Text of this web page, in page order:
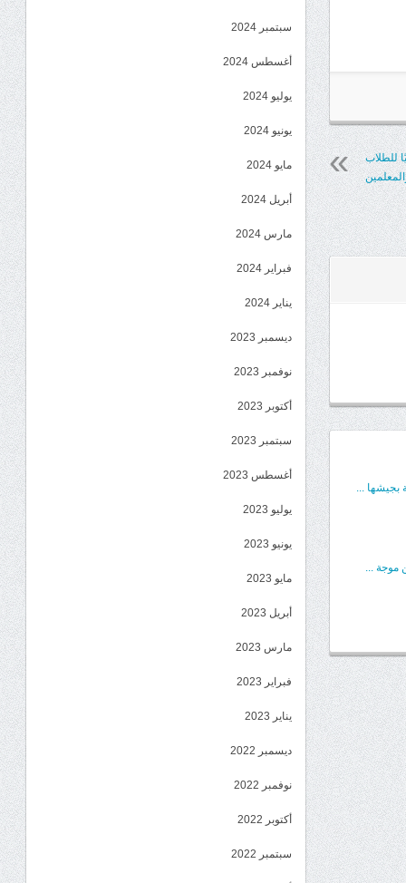
للطلاب
بجيشها ...
موجة ...
سبتمبر 2024
أغسطس 2024
يوليو 2024
يونيو 2024
مايو 2024
أبريل 2024
مارس 2024
فبراير 2024
يناير 2024
ديسمبر 2023
نوفمبر 2023
أكتوبر 2023
سبتمبر 2023
أغسطس 2023
يوليو 2023
يونيو 2023
مايو 2023
أبريل 2023
مارس 2023
فبراير 2023
يناير 2023
ديسمبر 2022
نوفمبر 2022
أكتوبر 2022
سبتمبر 2022